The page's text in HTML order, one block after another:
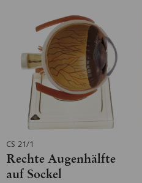
CS 21/1
Rechte Augenhälfte
auf Sockel